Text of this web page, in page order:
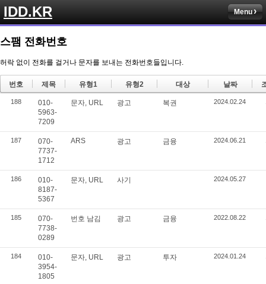
IDD.KR Menu
스팸 전화번호
허락 없이 전화를 걸거나 문자를 보내는 전화번호들입니다.
번호 제목 유형1 유형2 대상 날짜
188
010-
5963-
7209
문자, URL 광고 복권 2024.02.24
187
070-
7737-
1712
ARS 광고 금융 2024.06.21
186
010-
8187-
5367
문자, URL 사기 2024.05.27
185
070-
7738-
0289
번호 남김 광고 금융 2022.08.22
184
010-
3954-
1805
문자, URL 광고 투자 2024.01.24